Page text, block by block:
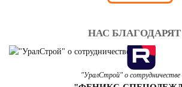
НАС БЛАГОДАРЯТ
"УралСтрой" о сотрудничестве